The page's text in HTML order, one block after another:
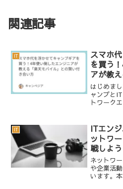
関連記事
IT
スマホ
を買う
アが教
賢い付
はじめま
ャンプと
トワーク
ど、今月
けど、予
IT
ITエン
ットワ
戦しよう
ネットワ
や企業活
います。